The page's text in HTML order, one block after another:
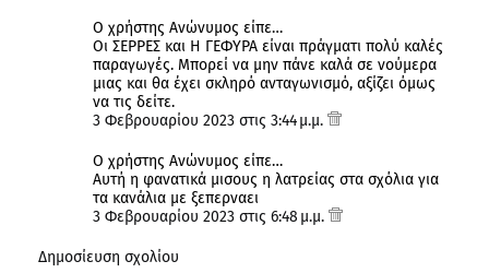
Ο χρήστης Ανώνυμος είπε…
Οι ΣΕΡΡΕΣ και Η ΓΕΦΥΡΑ είναι πράγματι πολύ καλές
παραγωγές. Μπορεί να μην πάνε καλά σε νούμερα
μιας και θα έχει σκληρό ανταγωνισμό, αξίζει όμως
να τις δείτε.
3 Φεβρουαρίου 2023 στις 3:44 μ.μ.
Ο χρήστης Ανώνυμος είπε…
Αυτή η φανατικά μισους η λατρείας στα σχόλια για
τα κανάλια με ξεπερναει
3 Φεβρουαρίου 2023 στις 6:48 μ.μ.
Δημοσίευση σχολίου